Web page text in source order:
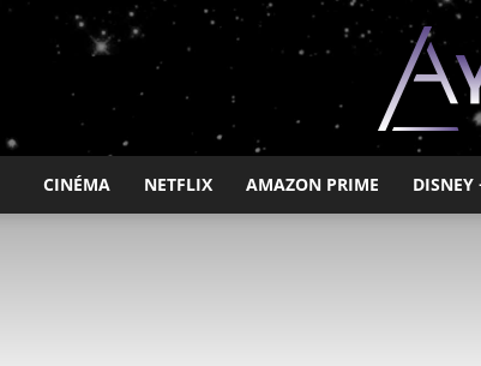
CINÉMA NETFLIX AMAZON PRIME DISNEY